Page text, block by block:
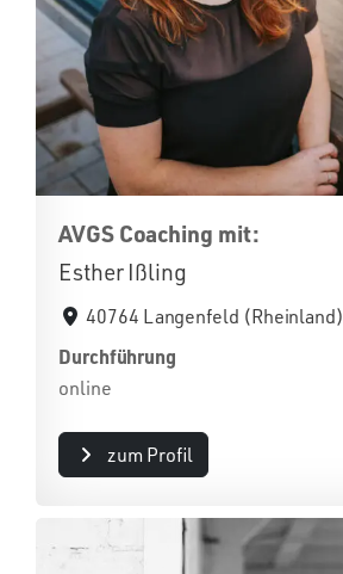
AVGS Coaching mit:
Esther Ißling
40764 Langenfeld (Rheinland)
Durchführung
online
zum Profil